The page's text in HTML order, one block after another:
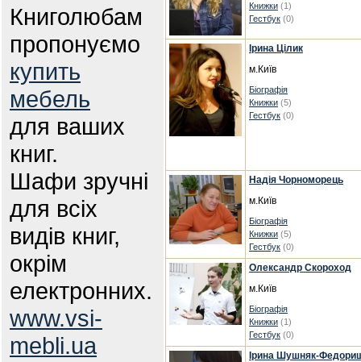
Книголюбам
пропонуємо
купить
мебель
для ваших
книг.
Шафи зручні
для всіх
видів книг,
окрім
електронних.
www.vsi-
mebli.ua
Книжки (1)
Гестбук (0)
Ірина Цілик
м.Київ
Біографія
Книжки (5)
Гестбук (0)
Надія Чорноморець
м.Київ
Біографія
Книжки (5)
Гестбук (0)
Олександр Скороход
м.Київ
Біографія
Книжки (1)
Гестбук (0)
Ірина Шушняк-